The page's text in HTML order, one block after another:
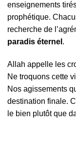
enseignements
prophétique.
recherche de
paradis éternel .
Allah appelle les
Ne troquons cette
Nos agissements
destination finale.
le bien plutôt que